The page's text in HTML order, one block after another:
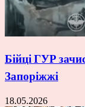
Бійці ГУР
Запоріжжі
18.05.2026